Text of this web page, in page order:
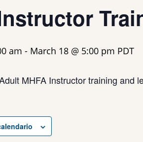
am - March 18 @ 5:00 pm PDT
MHFA Instructor training and